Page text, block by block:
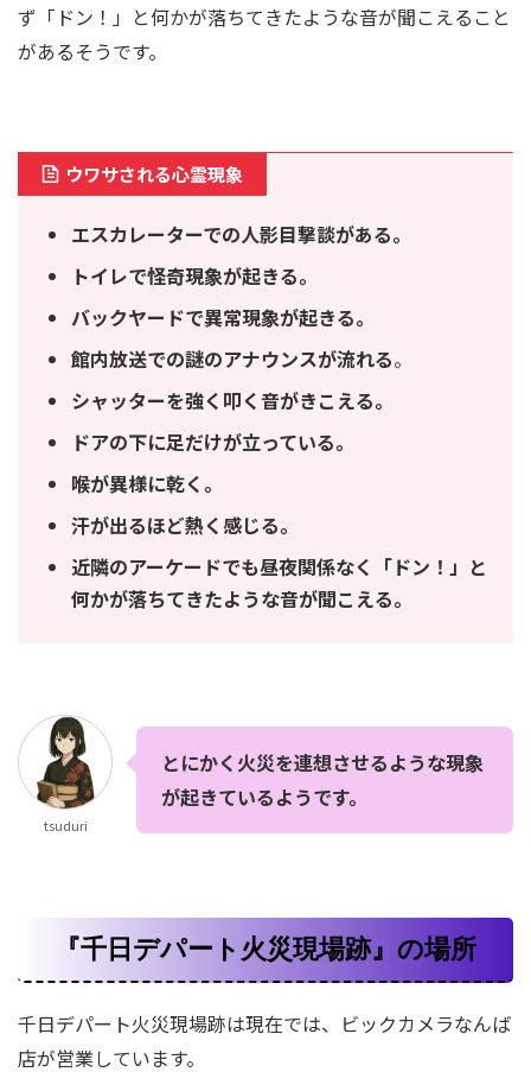
ず「ドン！」と何かが落ちてきたような音が聞こえること
があるそうです。
ウワサされる心霊現象
エスカレーターでの人影目撃談がある。
トイレで怪奇現象が起きる。
バックヤードで異常現象が起きる。
館内放送での謎のアナウンスが流れる。
シャッターを強く叩く音がきこえる。
ドアの下に足だけが立っている。
喉が異様に乾く。
汗が出るほど熱く感じる。
近隣のアーケードでも昼夜関係なく「ドン！」と
何かが落ちてきたような音が聞こえる。
tsuduri
とにかく火災を連想させるような現象
が起きているようです。
『千日デパート火災現場跡』の場所
千日デパート火災現場跡は現在では、ビックカメラなんば
店が営業しています。